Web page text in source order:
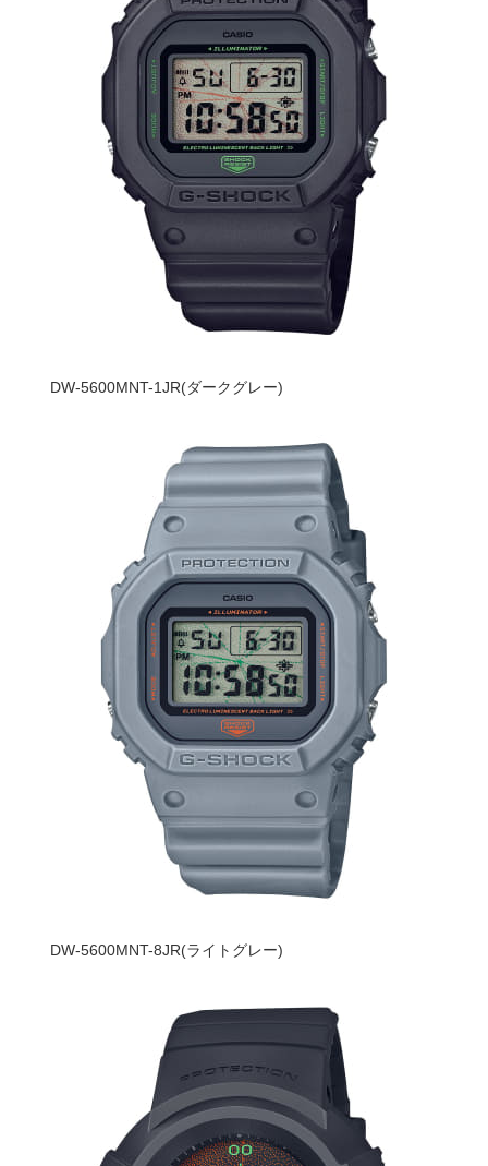
DW-5600MNT-1JR(ダークグレー)
DW-5600MNT-8JR(ライトグレー)